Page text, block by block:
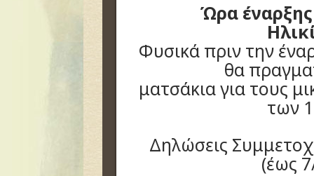
Ώρα
Φυσικά πριν την
θα
ματσάκια για τους
των
Δηλώσεις
(έως